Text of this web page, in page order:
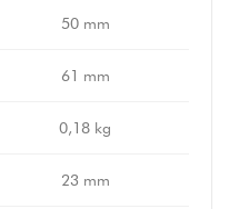
50 mm
61 mm
0,18 kg
23 mm